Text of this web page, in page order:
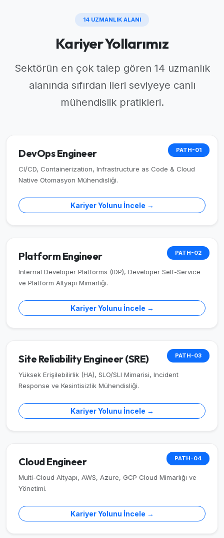
14 UZMANLIK ALANI
Kariyer Yollarımız
Sektörün en çok talep gören 14 uzmanlık
alanında sıfırdan ileri seviyeye canlı
mühendislik pratikleri.
PATH-01
DevOps Engineer
CI/CD, Containerization, Infrastructure as Code & Cloud
Native Otomasyon Mühendisliği.
Kariyer Yolunu İncele →
PATH-02
Platform Engineer
Internal Developer Platforms (IDP), Developer Self-Service
ve Platform Altyapı Mimarlığı.
Kariyer Yolunu İncele →
PATH-03
Site Reliability Engineer (SRE)
Yüksek Erişilebilirlik (HA), SLO/SLI Mimarisi, Incident
Response ve Kesintisizlik Mühendisliği.
Kariyer Yolunu İncele →
PATH-04
Cloud Engineer
Multi-Cloud Altyapı, AWS, Azure, GCP Cloud Mimarlığı ve
Yönetimi.
Kariyer Yolunu İncele →